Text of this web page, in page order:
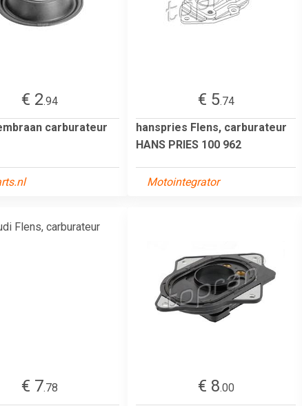
€ 2.94
carburateur
€ 5.74
hanspries Flens, carburateur
HANS PRIES 100 962
Motointegrator
€ 7.78
€ 8.00